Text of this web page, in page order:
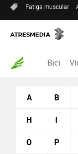
Fatiga muscular
Bici
A B
H I
O P